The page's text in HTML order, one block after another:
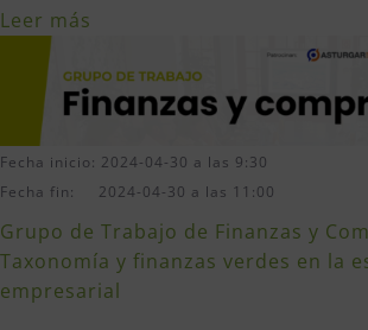
Leer más
Fecha inicio: 2024-04-30 a las 9:30
Fecha fin: 2024-04-30 a las 11:00
Grupo de Trabajo de Finanzas y
Taxonomía y finanzas verdes en la
empresarial